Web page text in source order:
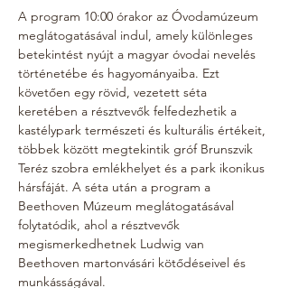
A program 10:00 órakor az Óvodamúzeum
meglátogatásával indul, amely különleges
betekintést nyújt a magyar óvodai nevelés
történetébe és hagyományaiba. Ezt
követően egy rövid, vezetett séta
keretében a résztvevők felfedezhetik a
kastélypark természeti és kulturális értékeit,
többek között megtekintik gróf Brunszvik
Teréz szobra emlékhelyet és a park ikonikus
hársfáját. A séta után a program a
Beethoven Múzeum meglátogatásával
folytatódik, ahol a résztvevők
megismerkedhetnek Ludwig van
Beethoven martonvásári kötődéseivel és
munkásságával.